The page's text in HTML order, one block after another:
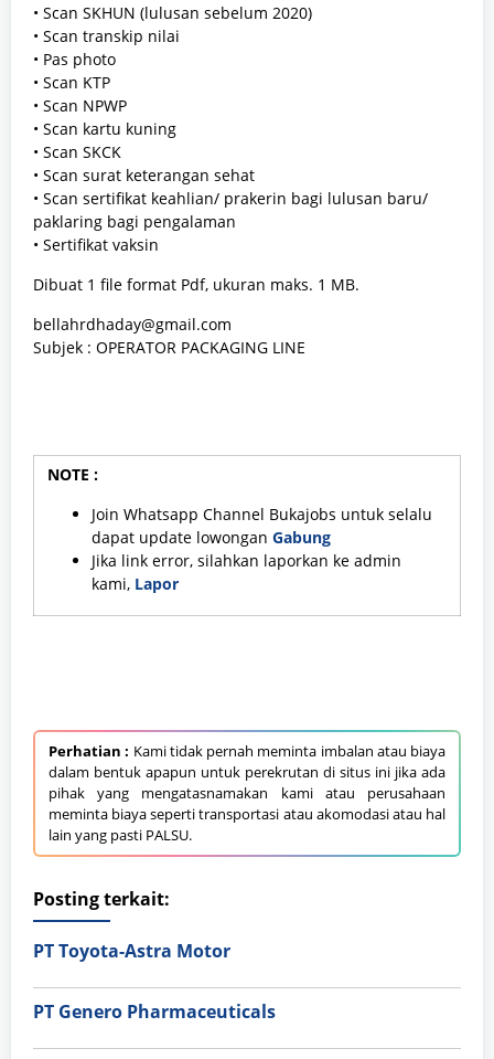
• Scan SKHUN (lulusan sebelum 2020)
• Scan transkip nilai
• Pas photo
• Scan KTP
• Scan NPWP
• Scan kartu kuning
• Scan SKCK
• Scan surat keterangan sehat
• Scan sertifikat keahlian/ prakerin bagi lulusan baru/
paklaring bagi pengalaman
• Sertifikat vaksin
Dibuat 1 file format Pdf, ukuran maks. 1 MB.
bellahrdhaday@gmail.com
Subjek : OPERATOR PACKAGING LINE
NOTE :
Join Whatsapp Channel Bukajobs untuk selalu
dapat update lowongan Gabung
Jika link error, silahkan laporkan ke admin
kami, Lapor
Perhatian : Kami tidak pernah meminta imbalan atau biaya
dalam bentuk apapun untuk perekrutan di situs ini jika ada
pihak yang mengatasnamakan kami atau perusahaan
meminta biaya seperti transportasi atau akomodasi atau hal
lain yang pasti PALSU.
Posting terkait:
PT Toyota-Astra Motor
PT Genero Pharmaceuticals